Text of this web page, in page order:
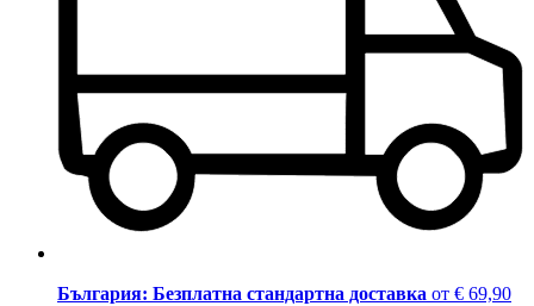
България: Безплатна стандартна доставка от € 69,90